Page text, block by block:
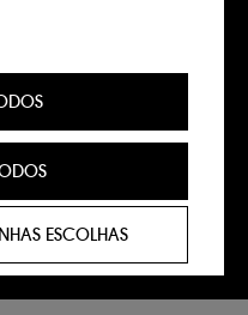
horas*
seguros
ser desativados.
produtos, serviços
promocionais à
conteúdos que
através de anúncios
ESCOLHAS